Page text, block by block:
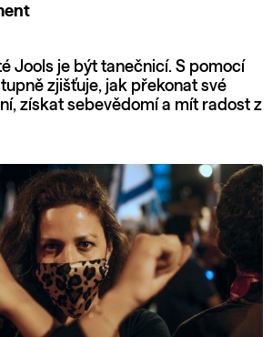
Jools je být tanečnicí. S pomocí
zjišťuje, jak překonat své
získat sebevědomí a mít radost z